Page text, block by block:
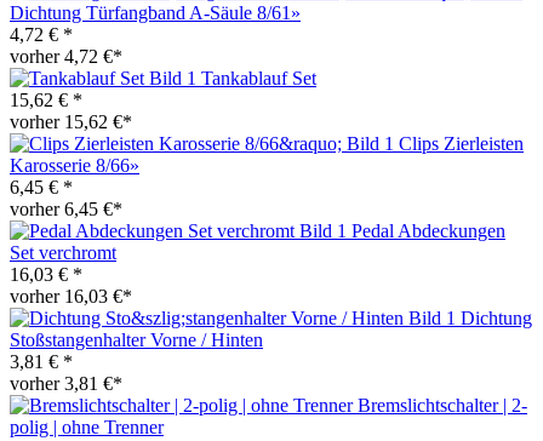
Dichtung Türfangband A-Säule 8/61»
4,72 € *
vorher 4,72 €*
Tankablauf Set
15,62 € *
vorher 15,62 €*
Clips Zierleisten
Karosserie 8/66»
6,45 € *
vorher 6,45 €*
Pedal Abdeckungen
Set verchromt
16,03 € *
vorher 16,03 €*
Dichtung
Stoßstangenhalter Vorne / Hinten
3,81 € *
vorher 3,81 €*
Bremslichtschalter | 2-
polig | ohne Trenner